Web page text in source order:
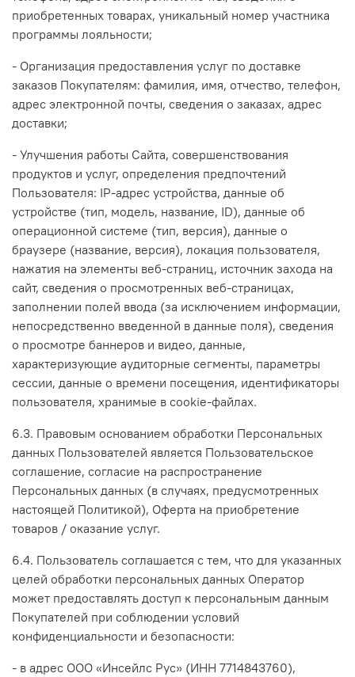
приобретенных товарах, уникальный номер участника
программы лояльности;
- Организация предоставления услуг по доставке
заказов Покупателям: фамилия, имя, отчество, телефон,
адрес электронной почты, сведения о заказах, адрес
доставки;
- Улучшения работы Сайта, совершенствования
продуктов и услуг, определения предпочтений
Пользователя: IP-адрес устройства, данные об
устройстве (тип, модель, название, ID), данные об
операционной системе (тип, версия), данные о
браузере (название, версия), локация пользователя,
нажатия на элементы веб-страниц, источник захода на
сайт, сведения о просмотренных веб-страницах,
заполнении полей ввода (за исключением информации,
непосредственно введенной в данные поля), сведения
о просмотре баннеров и видео, данные,
характеризующие аудиторные сегменты, параметры
сессии, данные о времени посещения, идентификаторы
пользователя, хранимые в cookie-файлах.
6.3. Правовым основанием обработки Персональных
данных Пользователей является Пользовательское
соглашение, согласие на распространение
Персональных данных (в случаях, предусмотренных
настоящей Политикой), Оферта на приобретение
товаров / оказание услуг.
6.4. Пользователь соглашается с тем, что для указанных
целей обработки персональных данных Оператор
может предоставлять доступ к персональным данным
Покупателей при соблюдении условий
конфиденциальности и безопасности:
- в адрес ООО «Инсейлс Рус» (ИНН 7714843760),